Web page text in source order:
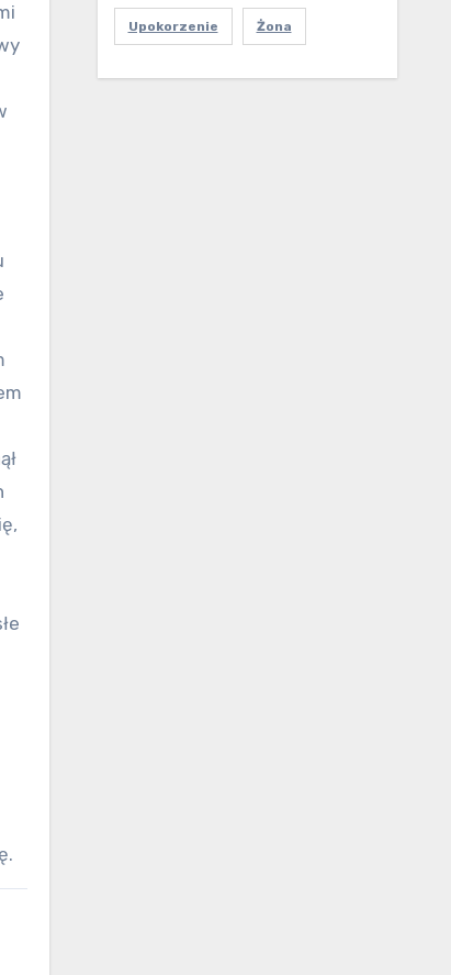
Upokorzenie Żona